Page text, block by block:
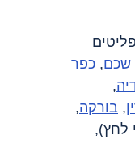
שכם, כפר
,
, בורקה,
לחץ),